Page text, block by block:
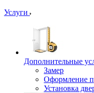
Услуги
Дополнительные
Замер
Оформление
Установка